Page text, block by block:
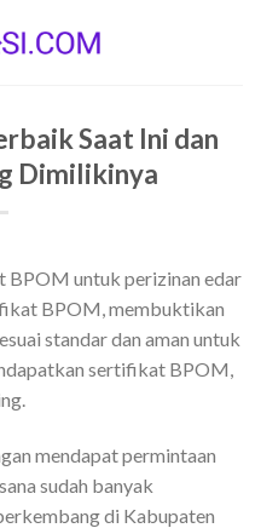
Saat Ini dan
Dimilikinya
untuk perizinan edar
BPOM, membuktikan
standar dan aman untuk
sertifikat BPOM,
mendapat permintaan
sudah banyak
di Kabupaten